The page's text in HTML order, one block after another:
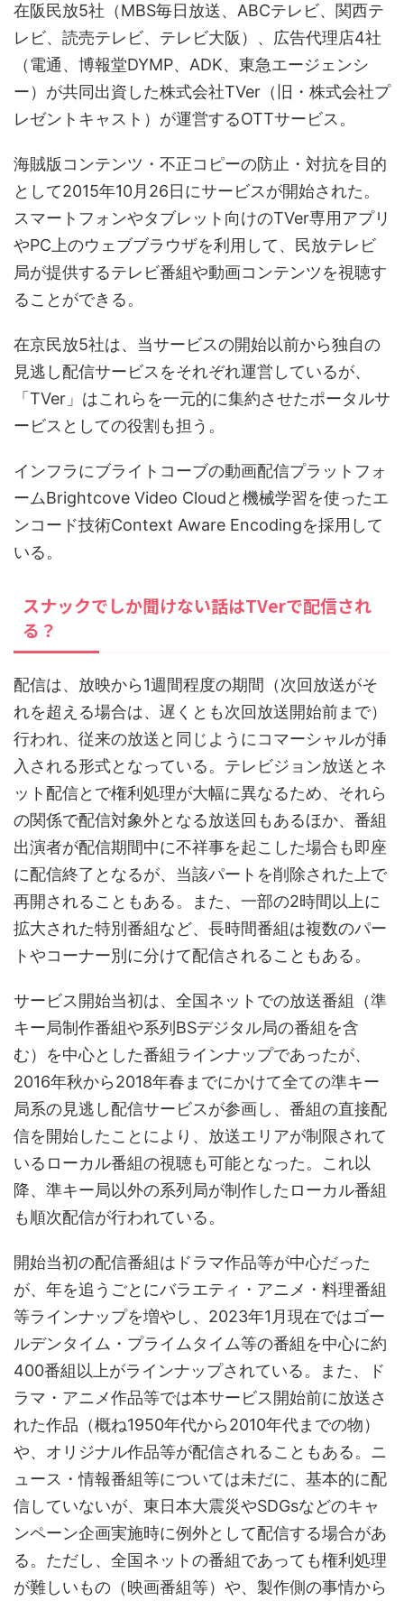
在阪民放5社（MBS毎日放送、ABCテレビ、関西テ
レビ、読売テレビ、テレビ大阪）、広告代理店4社
（電通、博報堂DYMP、ADK、東急エージェンシ
ー）が共同出資した株式会社TVer（旧・株式会社プ
レゼントキャスト）が運営するOTTサービス。
海賊版コンテンツ・不正コピーの防止・対抗を目的
として2015年10月26日にサービスが開始された。
スマートフォンやタブレット向けのTVer専用アプリ
やPC上のウェブブラウザを利用して、民放テレビ
局が提供するテレビ番組や動画コンテンツを視聴す
ることができる。
在京民放5社は、当サービスの開始以前から独自の
見逃し配信サービスをそれぞれ運営しているが、
「TVer」はこれらを一元的に集約させたポータルサ
ービスとしての役割も担う。
インフラにブライトコーブの動画配信プラットフォ
ームBrightcove Video Cloudと機械学習を使ったエ
ンコード技術Context Aware Encodingを採用して
いる。
スナックでしか聞けない話はTVerで配信され
る？
配信は、放映から1週間程度の期間（次回放送がそ
れを超える場合は、遅くとも次回放送開始前まで）
行われ、従来の放送と同じようにコマーシャルが挿
入される形式となっている。テレビジョン放送とネ
ット配信とで権利処理が大幅に異なるため、それら
の関係で配信対象外となる放送回もあるほか、番組
出演者が配信期間中に不祥事を起こした場合も即座
に配信終了となるが、当該パートを削除された上で
再開されることもある。また、一部の2時間以上に
拡大された特別番組など、長時間番組は複数のパー
トやコーナー別に分けて配信されることもある。
サービス開始当初は、全国ネットでの放送番組（準
キー局制作番組や系列BSデジタル局の番組を含
む）を中心とした番組ラインナップであったが、
2016年秋から2018年春までにかけて全ての準キー
局系の見逃し配信サービスが参画し、番組の直接配
信を開始したことにより、放送エリアが制限されて
いるローカル番組の視聴も可能となった。これ以
降、準キー局以外の系列局が制作したローカル番組
も順次配信が行われている。
開始当初の配信番組はドラマ作品等が中心だった
が、年を追うごとにバラエティ・アニメ・料理番組
等ラインナップを増やし、2023年1月現在ではゴー
ルデンタイム・プライムタイム等の番組を中心に約
400番組以上がラインナップされている。また、ド
ラマ・アニメ作品等では本サービス開始前に放送さ
れた作品（概ね1950年代から2010年代までの物）
や、オリジナル作品等が配信されることもある。ニ
ュース・情報番組等については未だに、基本的に配
信していないが、東日本大震災やSDGsなどのキャ
ンペーン企画実施時に例外として配信する場合があ
る。ただし、全国ネットの番組であっても権利処理
が難しいもの（映画番組等）や、製作側の事情から